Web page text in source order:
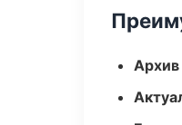
Архив